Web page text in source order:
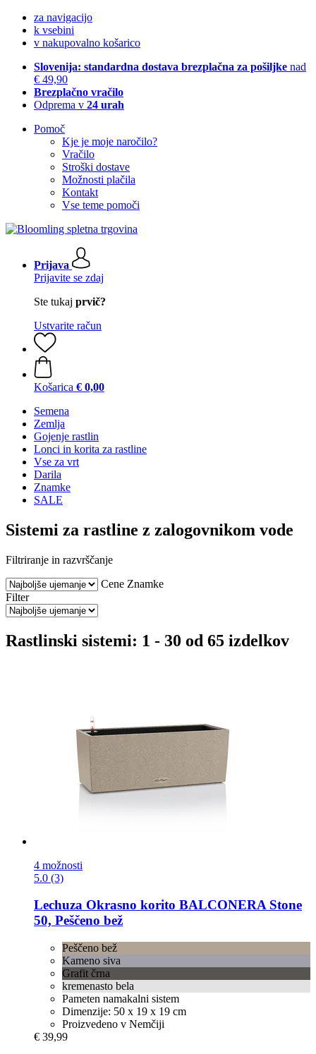
za navigacijo
k vsebini
v nakupovalno košarico
Slovenija: standardna dostava brezplačna za pošiljke nad
€ 49,90
Brezplačno vračilo
Odprema v 24 urah
Pomoč
Kje je moje naročilo?
Vračilo
Stroški dostave
Možnosti plačila
Kontakt
Vse teme pomoči
Prijava
Prijavite se zdaj
Ste tukaj prvič?
Ustvarite račun
Košarica € 0,00
Semena
Zemlja
Gojenje rastlin
Lonci in korita za rastline
Vse za vrt
Darila
Znamke
SALE
Sistemi za rastline z zalogovnikom vode
Filtriranje in razvrščanje
Cene Znamke
Filter
Rastlinski sistemi: 1 - 30 od 65 izdelkov
4 možnosti
5.0 (3)
Lechuza Okrasno korito BALCONERA Stone
50, Peščeno bež
Peščeno bež
Kameno siva
Grafit črna
kremenasto bela
Pameten namakalni sistem
Dimenzije: 50 x 19 x 19 cm
Proizvedeno v Nemčiji
€ 39,99